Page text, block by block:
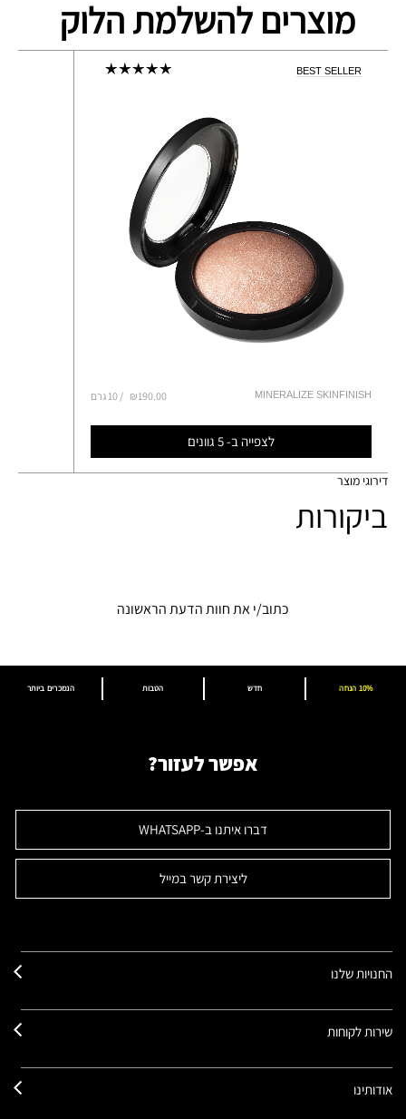
מוצרים להשלמת הלוק
BEST SELLER
MINERALIZE SKINFINISH
₪190.00 10 גרם
לצפייה ב- 5 גוונים
דירוגי מוצר
ביקורות
כתוב/י את חוות הדעת הראשונה
הנמכרים ביותר הטבות חדש 10% הנחה
אפשר לעזור?
דברו איתנו ב-WHATSAPP
ליצירת קשר במייל
החנויות שלנו
שירות לקוחות
אודותינו